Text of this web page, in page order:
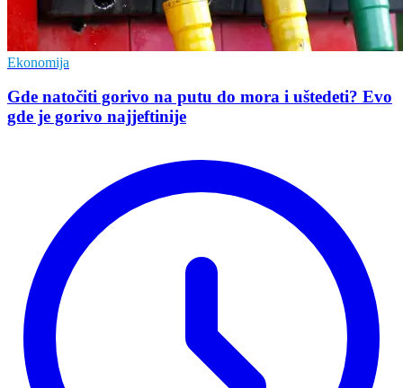
Ekonomija
Gde natočiti gorivo na putu do mora i uštedeti? Evo
gde je gorivo najjeftinije